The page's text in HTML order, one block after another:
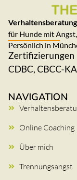
Verhaltensberatung
für Hunde mit
Persönlich in
Zertifizierungen
CDBC, CBCC-
NAVIGATION
Online Coaching
Über mich
Trennungsangst